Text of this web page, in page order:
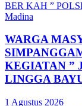
Madina
WARGA
KEGIATAN ”
LINGGA
1 Agustus 2026